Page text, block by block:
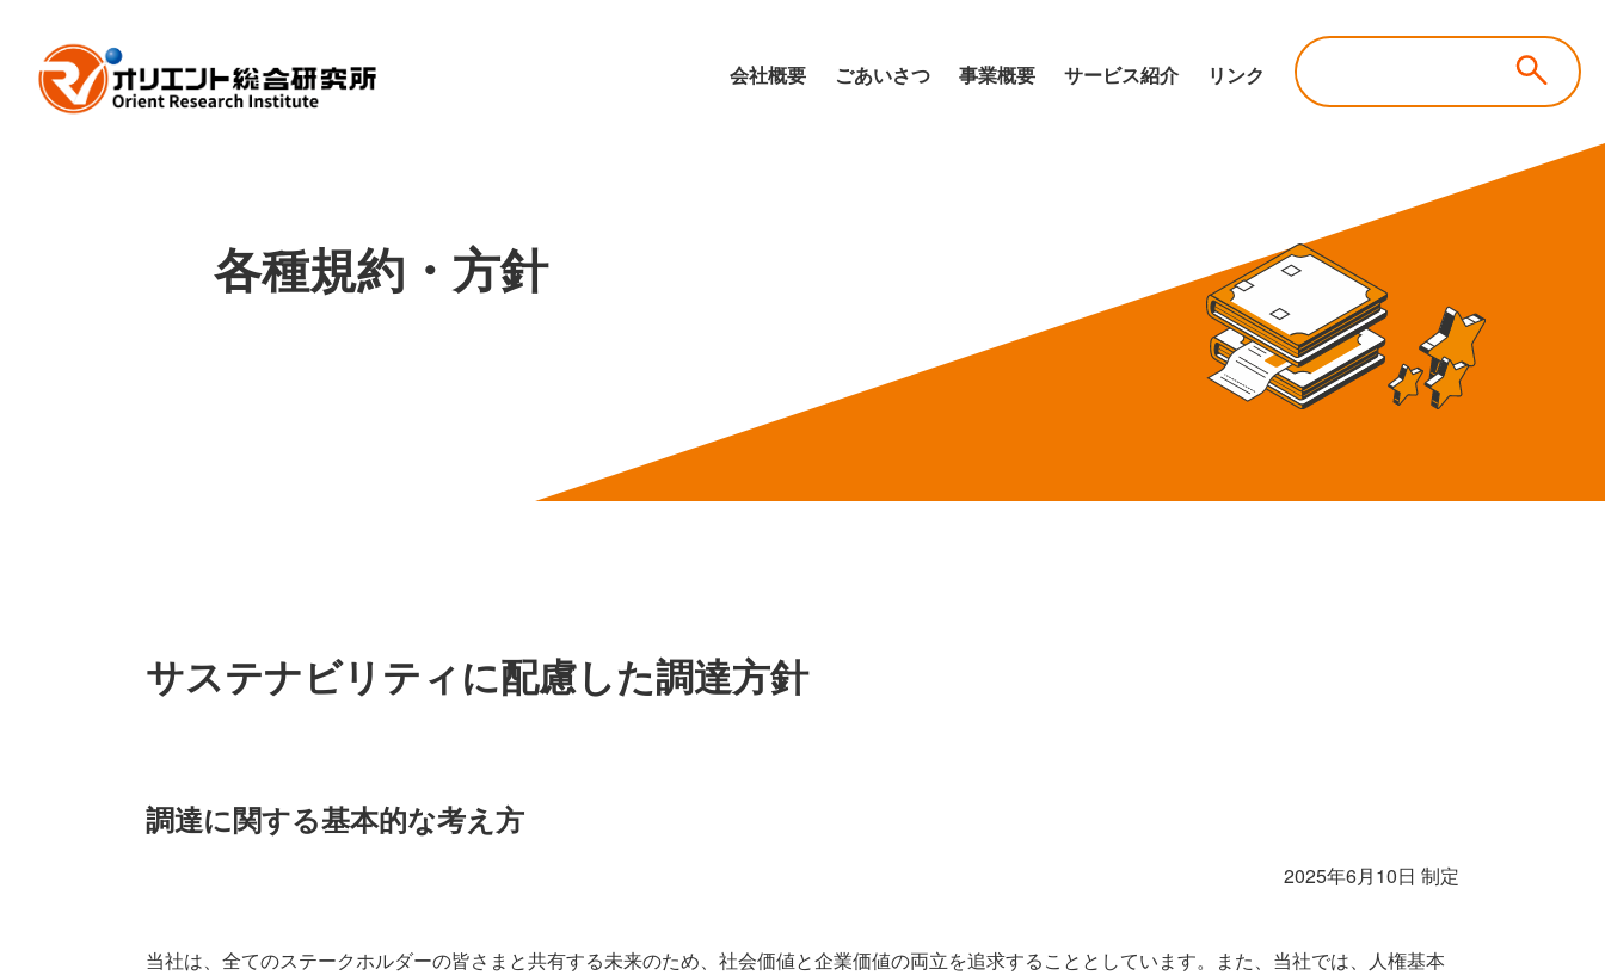
会社概要 ごあいさつ 事業概要 サービス紹介 リンク
各種規約・方針
サステナビリティに配慮した調達方針
調達に関する基本的な考え方
2025年6月10日 制定
当社は、全てのステークホルダーの皆さまと共有する未来のため、社会価値と企業価値の両立を追求することとしています。また、当社では、人権基本